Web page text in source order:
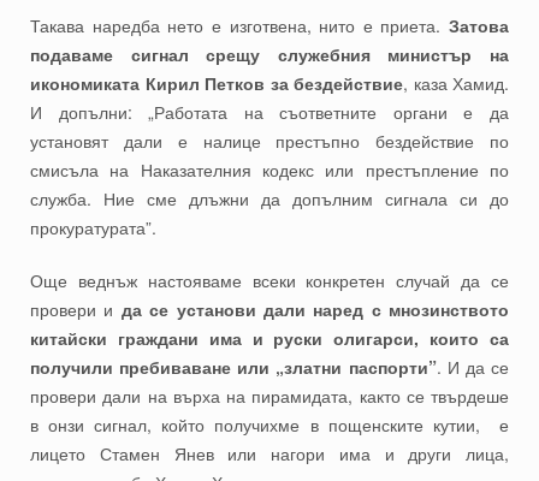
Такава наредба нето е изготвена, нито е приета. Затова
подаваме сигнал срещу служебния министър на
икономиката Кирил Петков за бездействие, каза Хамид.
И допълни: „Работата на съответните органи е да
установят дали е налице престъпно бездействие по
смисъла на Наказателния кодекс или престъпление по
служба. Ние сме длъжни да допълним сигнала си до
прокуратурата”.
Още веднъж настояваме всеки конкретен случай да се
провери и да се установи дали наред с мнозинството
китайски граждани има и руски олигарси, които са
получили пребиваване или „златни паспорти”. И да се
провери дали на върха на пирамидата, както се твърдеше
в онзи сигнал, който получихме в пощенските кутии, е
лицето Стамен Янев или нагори има и други лица,